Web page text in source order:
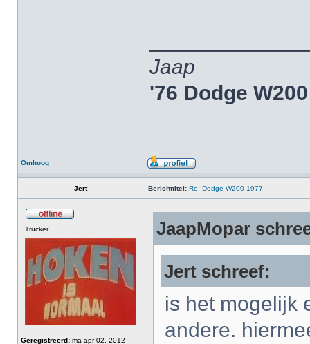
Jaap
'76 Dodge
Omhoog
Jert Berichttitel: Re: Dodge W200 1977
Trucker
Geregistreerd: ma apr 02, 2012
JaapMopar
Jert schreef:
is het mogelijk
andere.